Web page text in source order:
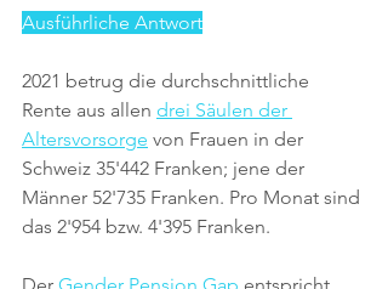
Ausführliche Antwort
2021 betrug die durchschnittliche
Rente aus allen drei Säulen der
Altersvorsorge von Frauen in der
Schweiz 35'442 Franken; jene der
Männer 52'735 Franken. Pro Monat sind
das 2'954 bzw. 4'395 Franken.